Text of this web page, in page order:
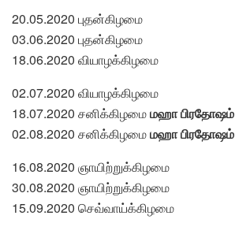
20.05.2020 புதன்கிழமை
03.06.2020 புதன்கிழமை
18.06.2020 வியாழக்கிழமை
02.07.2020 வியாழக்கிழமை
18.07.2020 சனிக்கிழமைமஹா பிரதோஷம்
02.08.2020 சனிக்கிழமைமஹா பிரதோஷம்
16.08.2020 ஞாயிற்றுக்கிழமை
30.08.2020 ஞாயிற்றுக்கிழமை
15.09.2020 செவ்வாய்க்கிழமை